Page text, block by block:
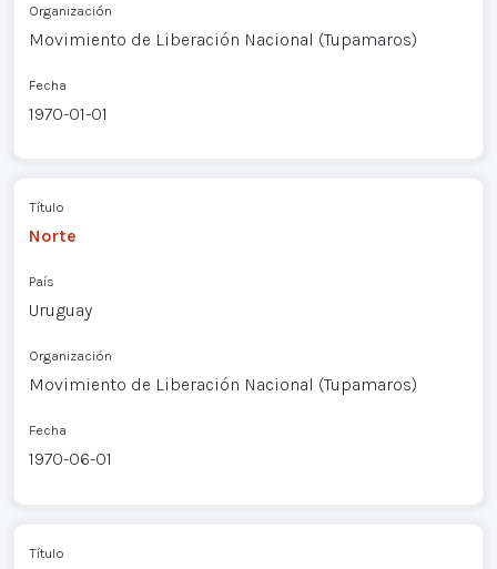
Organización
Movimiento de Liberación Nacional (Tupamaros)
Fecha
1970-01-01
Título
Norte
País
Uruguay
Organización
Movimiento de Liberación Nacional (Tupamaros)
Fecha
1970-06-01
Título